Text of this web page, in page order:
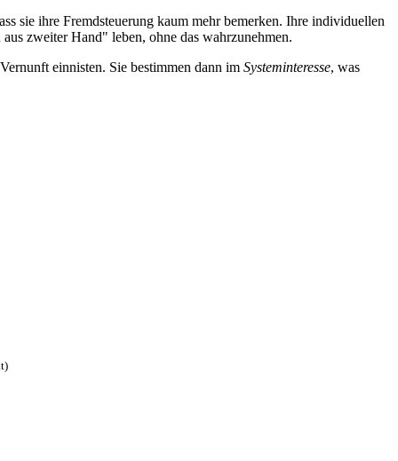
sie ihre Fremd­steuerung kaum mehr bemerken. Ihre individuellen
zweiter Hand" leben, ohne das wahrzunehmen.
einnisten. Sie bestimmen dann im System­interesse, was